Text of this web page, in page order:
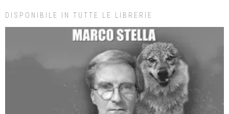
DISPONIBILE IN TUTTE LE LIBRERIE